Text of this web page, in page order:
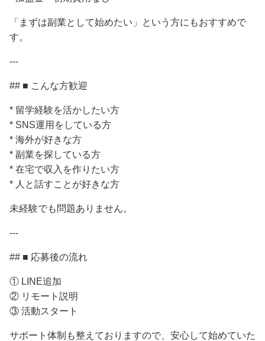
「まずは副業として始めたい」という方にもおすすめで
す。
---
## ■ こんな方歓迎
* 留学経験を活かしたい方
* SNS運用をしている方
* 海外が好きな方
* 副業を探している方
* 在宅で収入を作りたい方
* 人と話すことが好きな方
未経験でも問題ありません。
---
## ■ 応募後の流れ
① LINE追加
② リモート説明
③ 活動スタート
サポート体制も整えておりますので、安心して始めていた